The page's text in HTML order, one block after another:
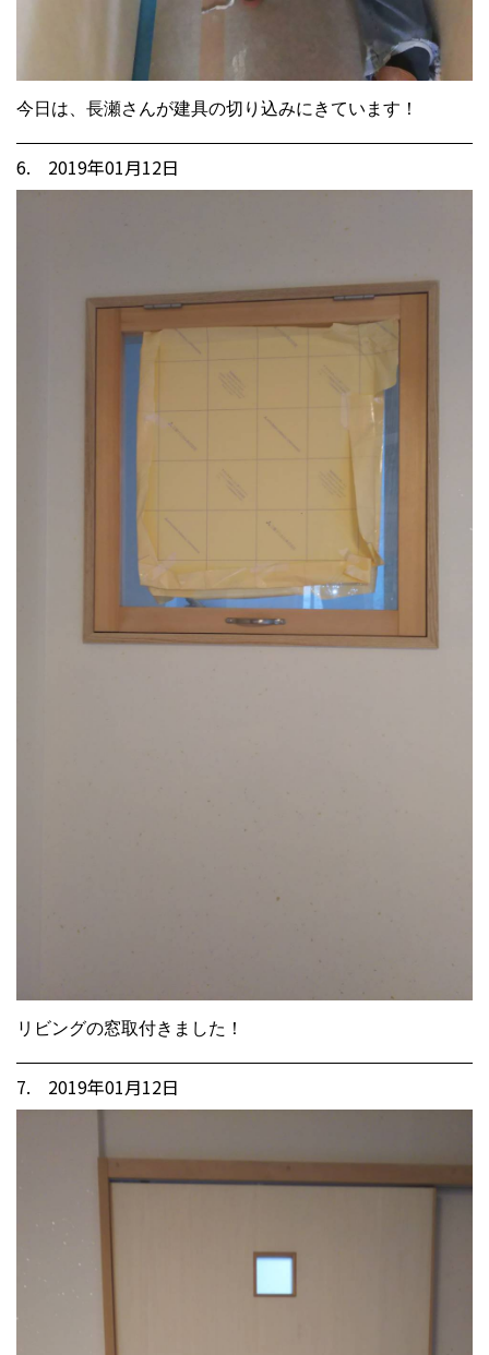
今日は、長瀬さんが建具の切り込みにきています！
6. 2019年01月12日
リビングの窓取付きました！
7. 2019年01月12日